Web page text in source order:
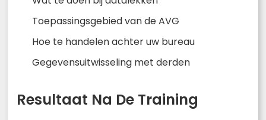
Toepassingsgebied van de AVG
Hoe te handelen achter uw bureau
Gegevensuitwisseling met derden
Resultaat Na De Training